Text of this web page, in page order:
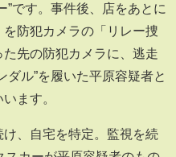
”です。事件後、店をあとに
防犯カメラの「リレー捜
先の防犯カメラに、逃走
ダル”を履いた平原容疑者と
ます。
、自宅を特定。監視を続